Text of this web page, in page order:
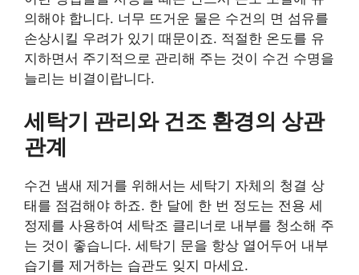
의해야 합니다. 너무 뜨거운 물은 수건의 면 섬유를
손상시킬 우려가 있기 때문이죠. 적절한 온도를 유
지하면서 주기적으로 관리해 주는 것이 수건 수명을
늘리는 비결이랍니다.
세탁기 관리와 건조 환경의 상관
관계
수건 냄새 제거를 위해서는 세탁기 자체의 청결 상
태를 점검해야 하죠. 한 달에 한 번 정도는 전용 세
정제를 사용하여 세탁조 클리너로 내부를 청소해 주
는 것이 좋습니다. 세탁기 문을 항상 열어두어 내부
습기를 제거하는 습관도 잊지 마세요.